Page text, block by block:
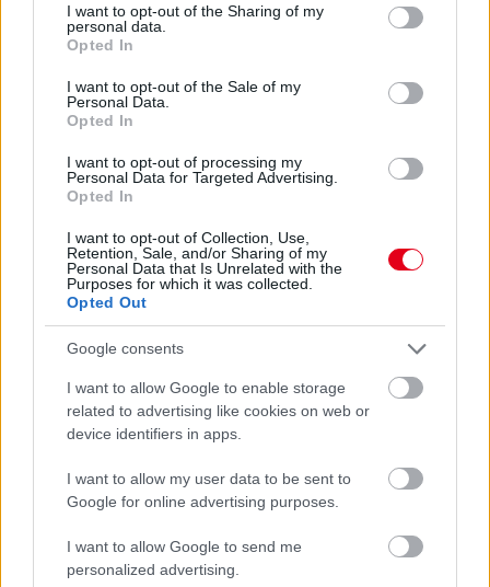
not limited to your visit or usage behaviour. You may click to
grant or deny consent to Google and its third-party tags to
use your data for below specified purposes in below Google
consent section.
I want to opt-out of the Sharing of my
personal data.
Opted In
I want to opt-out of the Sale of my
Personal Data.
Opted In
I want to opt-out of processing my
Personal Data for Targeted Advertising.
Opted In
I want to opt-out of Collection, Use,
Retention, Sale, and/or Sharing of my
Personal Data that Is Unrelated with the
Purposes for which it was collected.
Opted Out
Google consents
I want to allow Google to enable storage
related to advertising like cookies on web or
device identifiers in apps.
I want to allow my user data to be sent to
Google for online advertising purposes.
I want to allow Google to send me
personalized advertising.
4 napja
4 napja